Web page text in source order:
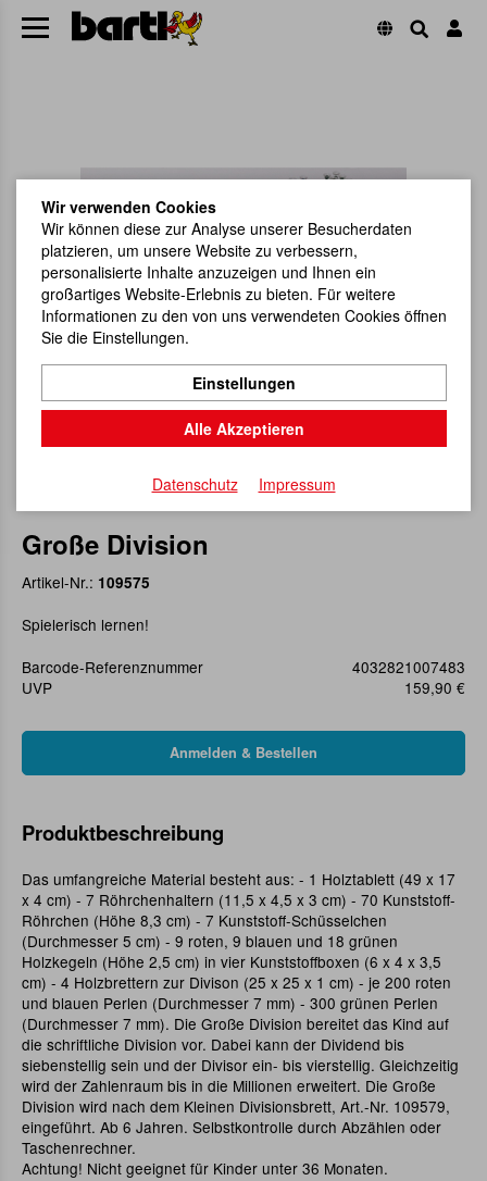
Große Division
Artikel-Nr.: 109575
Spielerisch lernen!
Barcode-Referenznummer
4032821007483
UVP
159,90 €
Produktbeschreibung
Das umfangreiche Material besteht aus: - 1 Holztablett (49 x 17
x 4 cm) - 7 Röhrchenhaltern (11,5 x 4,5 x 3 cm) - 70 Kunststoff-
Röhrchen (Höhe 8,3 cm) - 7 Kunststoff-Schüsselchen
(Durchmesser 5 cm) - 9 roten, 9 blauen und 18 grünen
Holzkegeln (Höhe 2,5 cm) in vier Kunststoffboxen (6 x 4 x 3,5
cm) - 4 Holzbrettern zur Divison (25 x 25 x 1 cm) - je 200 roten
und blauen Perlen (Durchmesser 7 mm) - 300 grünen Perlen
(Durchmesser 7 mm). Die Große Division bereitet das Kind auf
die schriftliche Division vor. Dabei kann der Dividend bis
siebenstellig sein und der Divisor ein- bis vierstellig. Gleichzeitig
wird der Zahlenraum bis in die Millionen erweitert. Die Große
Division wird nach dem Kleinen Divisionsbrett, Art.-Nr. 109579,
eingeführt. Ab 6 Jahren. Selbstkontrolle durch Abzählen oder
Taschenrechner.
Achtung! Nicht geeignet für Kinder unter 36 Monaten.
Wir verwenden Cookies
Wir können diese zur Analyse unserer Besucherdaten
platzieren, um unsere Website zu verbessern,
personalisierte Inhalte anzuzeigen und Ihnen ein
großartiges Website-Erlebnis zu bieten. Für weitere
Informationen zu den von uns verwendeten Cookies öffnen
Sie die Einstellungen.
Einstellungen
Alle Akzeptieren
Datenschutz Impressum